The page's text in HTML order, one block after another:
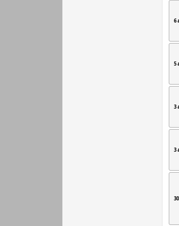
6
5
3
3